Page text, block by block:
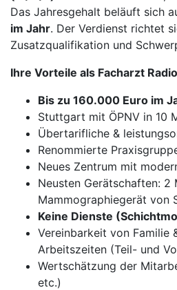
Das Jahresgehalt beläuft sich
im Jahr. Der Verdienst richtet
Zusatzqualifikation und
Ihre Vorteile als Facharzt
Bis zu 160.000 Euro im
Stuttgart mit ÖPNV in 10
Übertarifliche &
Renommierte
Neues Zentrum mit
Neusten Gerätschaften: 2
Mammographiegerät von
Keine Dienste
Vereinbarkeit von Familie
Arbeitszeiten (Teil- und
Wertschätzung der
etc.)